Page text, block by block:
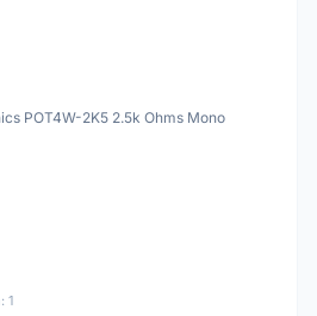
POT4W-2K5 2.5k Ohms Mono
1